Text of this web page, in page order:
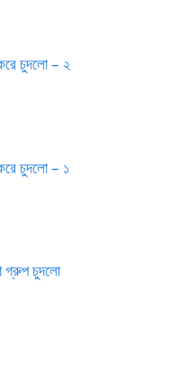
চুদলো – ২
চুদলো – ১
গ্রুপ চুদলো